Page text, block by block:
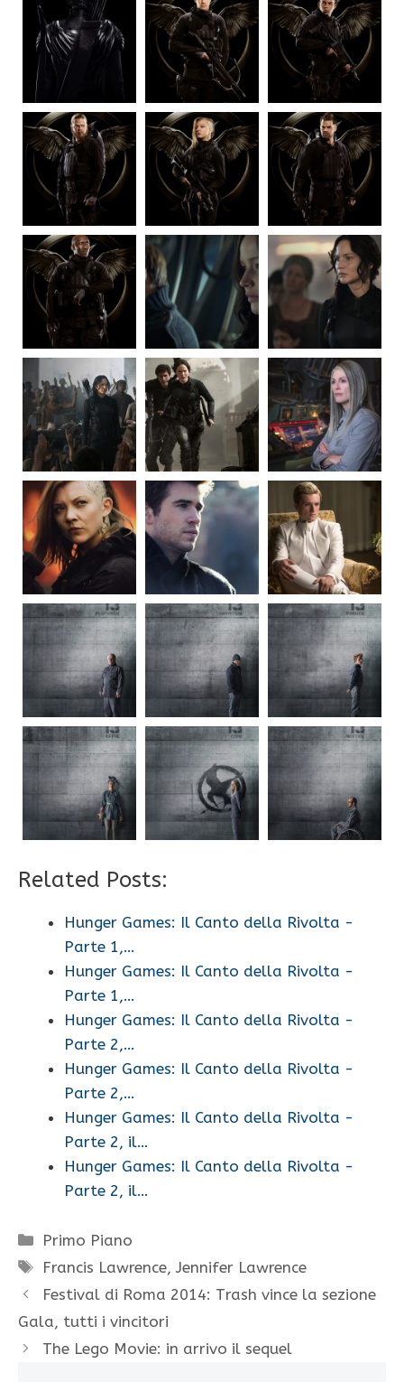
Related Posts:
Hunger Games: Il Canto della Rivolta -
Parte 1,…
Hunger Games: Il Canto della Rivolta -
Parte 1,…
Hunger Games: Il Canto della Rivolta -
Parte 2,…
Hunger Games: Il Canto della Rivolta -
Parte 2,…
Hunger Games: Il Canto della Rivolta -
Parte 2, il…
Hunger Games: Il Canto della Rivolta -
Parte 2, il…
Categorie
Primo Piano
Tag
Francis Lawrence,Jennifer Lawrence
Festival di Roma 2014: Trash vince la sezione
Gala, tutti i vincitori
The Lego Movie: in arrivo il sequel